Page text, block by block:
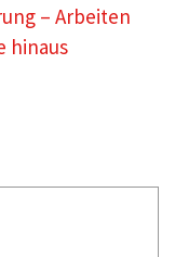
– Arbeiten
hinaus